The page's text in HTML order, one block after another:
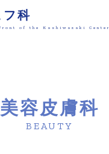
フ科
of the Kashiwazaki Center
美容皮膚科
BEAUTY